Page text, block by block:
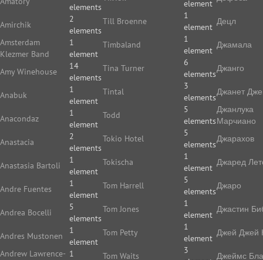
elements
Amirchik
2
elements
Amsterdam
Klezmer Band
1
element
Amy Winehouse
14
elements
Anabuk
1
element
Anacondaz
1
element
Anastacia
2
elements
Anastasia Bartoli
1
element
Andre Fuentes
1
element
Andrea Bocelli
5
elements
Andres Mustonen
1
element
Andrew Lawrence- 1
element
Till Broenne
1
element
Timbaland
1
element
Tina Turner
6
elements
Tintal
3
elements
Todd
5
elements
Tokio Hotel
5
elements
Tokischa
1
element
Tom Harrell
5
elements
Tom Jones
1
element
Tom Petty
1
element
Tom Waits
3
Децл
Джамала
Джанго
Джанет
Джанлука
Марчиано
Джарахов
Джаред
Джаро
Джастин
Джей Джей
Джеймс